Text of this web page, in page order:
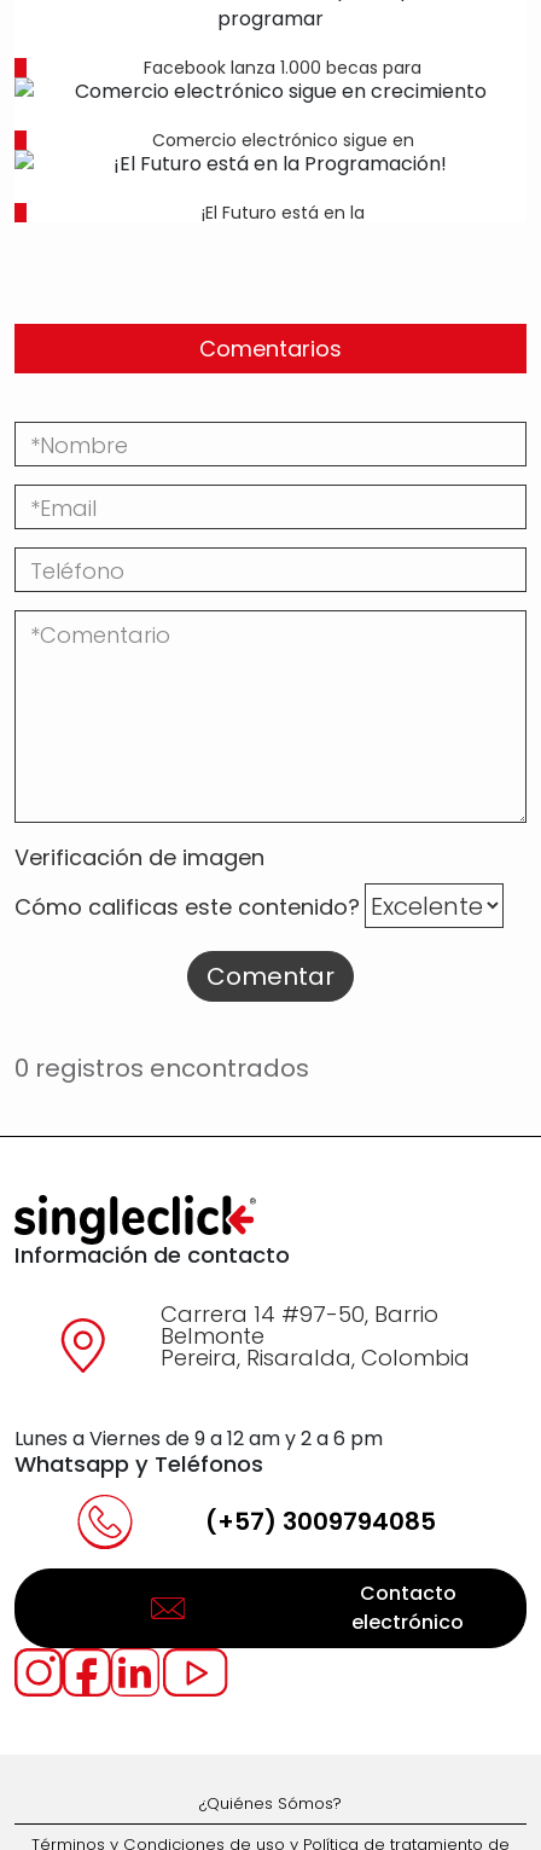
Facebook lanza 1.000 becas para
Comercio electrónico sigue en
¡El Futuro está en la
Comentarios
Verificación de imagen
Cómo calificas este contenido?
Comentar
0 registros encontrados
Información de contacto
Carrera 14 #97-50, Barrio
Belmonte
Pereira, Risaralda, Colombia
Lunes a Viernes de 9 a 12 am y 2 a 6 pm
Whatsapp y Teléfonos
(+57) 3009794085
Contacto
electrónico
¿Quiénes Sómos?
Términos y Condiciones de uso y Política de tratamiento de